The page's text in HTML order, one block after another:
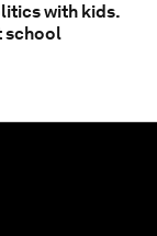
with kids.
school